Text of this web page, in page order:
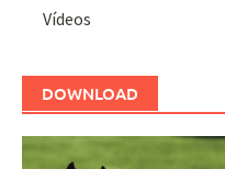
Vídeos
DOWNLOAD